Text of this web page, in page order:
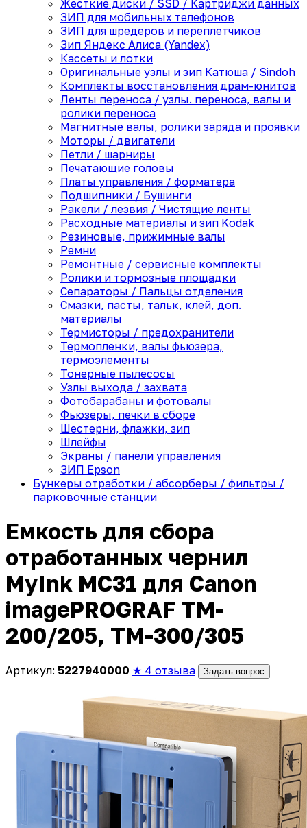
Жесткие диски / SSD / Картриджи данных
ЗИП для мобильных телефонов
ЗИП для шредеров и переплетчиков
Зип Яндекс Алиса (Yandex)
Кассеты и лотки
Оригинальные узлы и зип Катюша / Sindoh
Комплекты восстановления драм-юнитов
Ленты переноса / узлы. переноса, валы и
ролики переноса
Магнитные валы, ролики заряда и проявки
Моторы / двигатели
Петли / шарниры
Печатающие головы
Платы управления / форматера
Подшипники / Бушинги
Ракели / лезвия / Чистящие ленты
Расходные материалы и зип Kodak
Резиновые, прижимные валы
Ремни
Ремонтные / сервисные комплекты
Ролики и тормозные площадки
Сепараторы / Пальцы отделения
Смазки, пасты, тальк, клей, доп.
материалы
Термисторы / предохранители
Термопленки, валы фьюзера,
термоэлементы
Тонерные пылесосы
Узлы выхода / захвата
Фотобарабаны и фотовалы
Фьюзеры, печки в сборе
Шестерни, флажки, зип
Шлейфы
Экраны / панели управления
ЗИП Epson
Бункеры отработки / абсорберы / фильтры /
парковочные станции
Емкость для сбора
отработанных чернил
MyInk MC31 для Canon
imagePROGRAF TM-
200/205, TM-300/305
Артикул: 5227940000 ★ 4 отзыва Задать вопрос